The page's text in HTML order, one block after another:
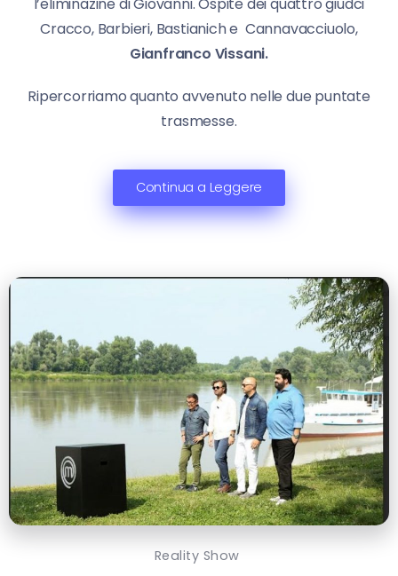
Cracco, Barbieri, Bastianich e Cannavacciuolo,
Gianfranco Vissani.
Ripercorriamo quanto avvenuto nelle due puntate
trasmesse.
Continua a Leggere
Reality Show